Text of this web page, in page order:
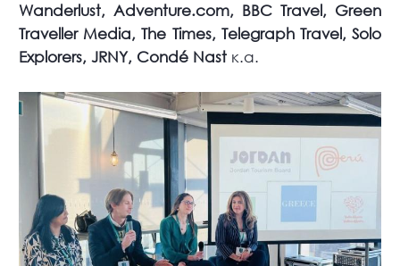
Wanderlust, Adventure.com, BBC Travel, Green
Traveller Media,The Times, Telegraph Travel, Solo
Explorers,JRNY, Condé Nast κ.α.